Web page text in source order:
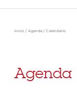
Inicio / Agenda / Calendario
Agenda